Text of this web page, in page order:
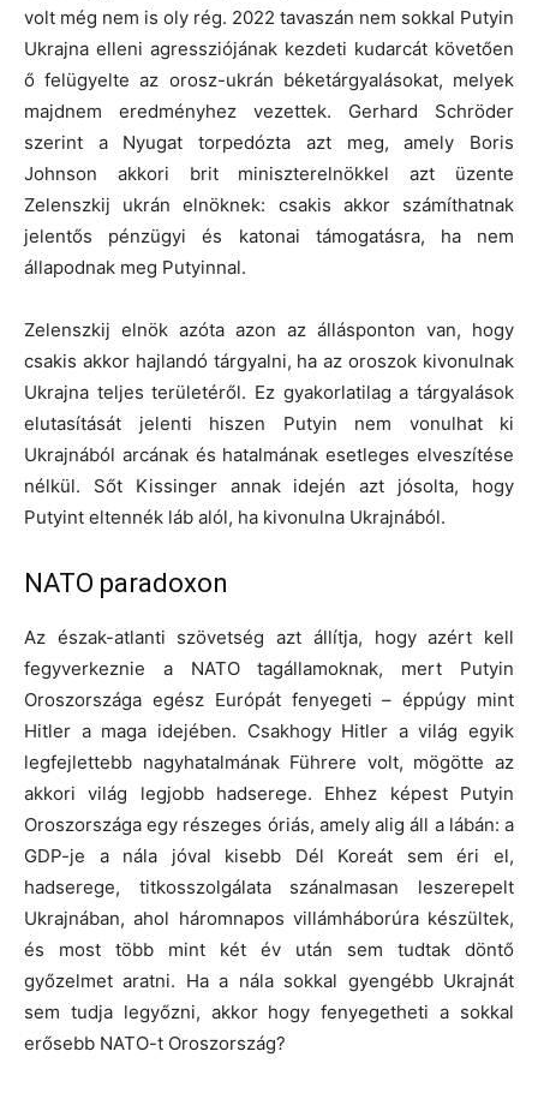
volt még nem is oly rég. 2022 tavaszán nem sokkal Putyin
Ukrajna elleni agressziójának kezdeti kudarcát követően
ő felügyelte az orosz-ukrán béketárgyalásokat, melyek
majdnem eredményhez vezettek. Gerhard Schröder
szerint a Nyugat torpedózta azt meg, amely Boris
Johnson akkori brit miniszterelnökkel azt üzente
Zelenszkij ukrán elnöknek: csakis akkor számíthatnak
jelentős pénzügyi és katonai támogatásra, ha nem
állapodnak meg Putyinnal.
Zelenszkij elnök azóta azon az állásponton van, hogy
csakis akkor hajlandó tárgyalni, ha az oroszok kivonulnak
Ukrajna teljes területéről. Ez gyakorlatilag a tárgyalások
elutasítását jelenti hiszen Putyin nem vonulhat ki
Ukrajnából arcának és hatalmának esetleges elveszítése
nélkül. Sőt Kissinger annak idején azt jósolta, hogy
Putyint eltennék láb alól, ha kivonulna Ukrajnából.
NATO paradoxon
Az észak-atlanti szövetség azt állítja, hogy azért kell
fegyverkeznie a NATO tagállamoknak, mert Putyin
Oroszországa egész Európát fenyegeti – éppúgy mint
Hitler a maga idejében. Csakhogy Hitler a világ egyik
legfejlettebb nagyhatalmának Führere volt, mögötte az
akkori világ legjobb hadserege. Ehhez képest Putyin
Oroszországa egy részeges óriás, amely alig áll a lábán: a
GDP-je a nála jóval kisebb Dél Koreát sem éri el,
hadserege, titkosszolgálata szánalmasan leszerepelt
Ukrajnában, ahol háromnapos villámháborúra készültek,
és most több mint két év után sem tudtak döntő
győzelmet aratni. Ha a nála sokkal gyengébb Ukrajnát
sem tudja legyőzni, akkor hogy fenyegetheti a sokkal
erősebb NATO-t Oroszország?